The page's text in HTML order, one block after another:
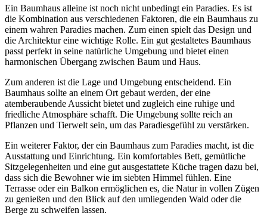
Ein Baumhaus alleine ist noch nicht unbedingt ein Paradies. Es ist
die Kombination aus verschiedenen Faktoren, die ein Baumhaus zu
einem wahren Paradies machen. Zum einen spielt das Design und
die Architektur eine wichtige Rolle. Ein gut gestaltetes Baumhaus
passt perfekt in seine natürliche Umgebung und bietet einen
harmonischen Übergang zwischen Baum und Haus.
Zum anderen ist die Lage und Umgebung entscheidend. Ein
Baumhaus sollte an einem Ort gebaut werden, der eine
atemberaubende Aussicht bietet und zugleich eine ruhige und
friedliche Atmosphäre schafft. Die Umgebung sollte reich an
Pflanzen und Tierwelt sein, um das Paradiesgefühl zu verstärken.
Ein weiterer Faktor, der ein Baumhaus zum Paradies macht, ist die
Ausstattung und Einrichtung. Ein komfortables Bett, gemütliche
Sitzgelegenheiten und eine gut ausgestattete Küche tragen dazu bei,
dass sich die Bewohner wie im siebten Himmel fühlen. Eine
Terrasse oder ein Balkon ermöglichen es, die Natur in vollen Zügen
zu genießen und den Blick auf den umliegenden Wald oder die
Berge zu schweifen lassen.